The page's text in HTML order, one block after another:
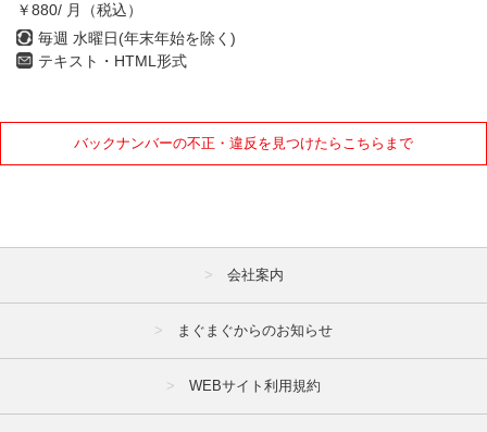
￥880/ 月（税込）
毎週 水曜日(年末年始を除く)
テキスト・HTML形式
バックナンバーの不正・違反を見つけたらこちらまで
会社案内
まぐまぐからのお知らせ
WEBサイト利用規約